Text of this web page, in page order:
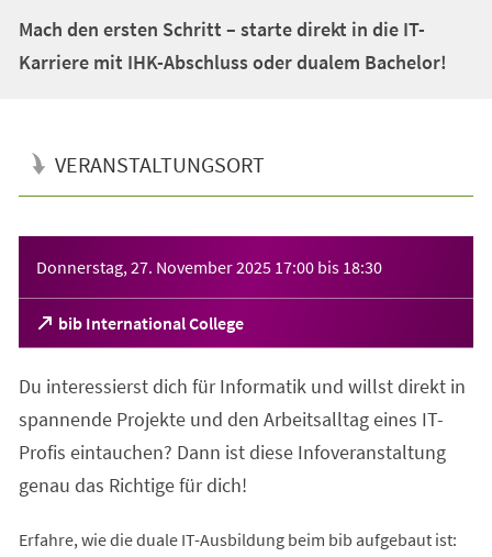
Mach den ersten Schritt – starte direkt in die IT-
Karriere mit IHK-Abschluss oder dualem Bachelor!
VERANSTALTUNGSORT
Donnerstag, 27. November 2025 17:00 bis 18:30
bib International College
(Öffnet
in
neuen
Du interessierst dich für Informatik und willst direkt in
spannende Projekte und den Arbeitsalltag eines IT-
Profis eintauchen? Dann ist diese Infoveranstaltung
genau das Richtige für dich!
Erfahre, wie die duale IT-Ausbildung beim bib aufgebaut ist: